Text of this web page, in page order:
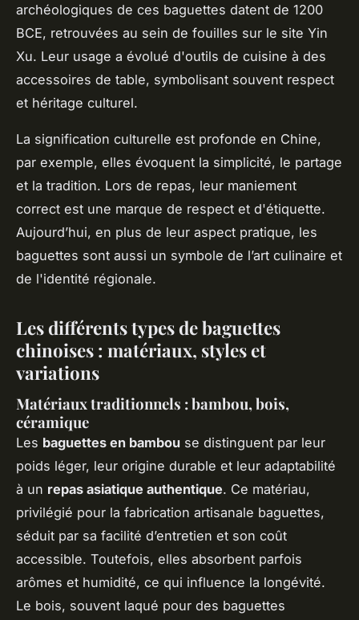
archéologiques de ces baguettes datent de 1200
BCE, retrouvées au sein de fouilles sur le site Yin
Xu. Leur usage a évolué d'outils de cuisine à des
accessoires de table, symbolisant souvent respect
et héritage culturel.
La signification culturelle est profonde en Chine,
par exemple, elles évoquent la simplicité, le partage
et la tradition. Lors de repas, leur maniement
correct est une marque de respect et d'étiquette.
Aujourd’hui, en plus de leur aspect pratique, les
baguettes sont aussi un symbole de l’art culinaire et
de l'identité régionale.
Les différents types de baguettes
chinoises : matériaux, styles et
variations
Matériaux traditionnels : bambou, bois,
céramique
Les baguettes en bambou se distinguent par leur
poids léger, leur origine durable et leur adaptabilité
à un repas asiatique authentique. Ce matériau,
privilégié pour la fabrication artisanale baguettes,
séduit par sa facilité d’entretien et son coût
accessible. Toutefois, elles absorbent parfois
arômes et humidité, ce qui influence la longévité.
Le bois, souvent laqué pour des baguettes